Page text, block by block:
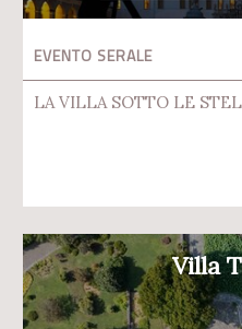
EVENTO SERALE
LA VILLA SOTTO LE
Villa